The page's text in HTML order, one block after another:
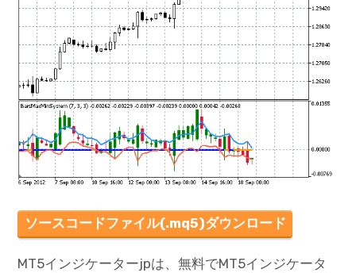
ソースコードファイル(.mq5)ダウンロード
MT5インジケーターjpは、無料でMT5インジケータ